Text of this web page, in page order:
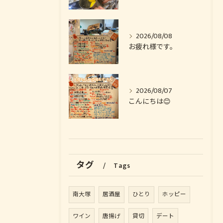
2026/08/08
お疲れ様です。
2026/08/07
こんにちは😊
タグ Tags
南大塚 居酒屋 ひとり ホッピー
ワイン 唐揚げ 貸切 デート